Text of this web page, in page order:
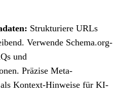
Strukturiere URLs
Verwende Schema.org-
und
Präzise Meta-
Kontext-Hinweise für KI-